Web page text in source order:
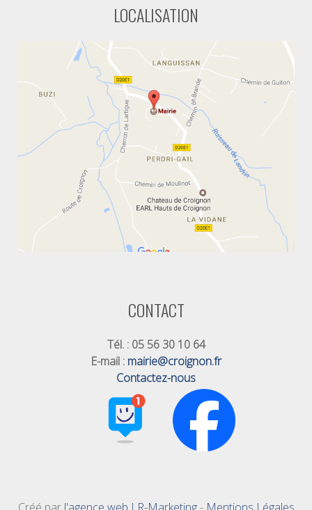
LOCALISATION
CONTACT
Tél. : 05 56 30 10 64
E-mail : mairie@croignon.fr
Contactez-nous